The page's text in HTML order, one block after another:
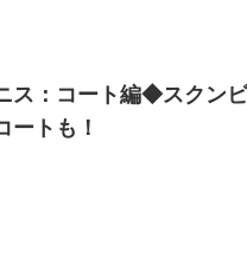
ス：コート編◆スクン
ートも！